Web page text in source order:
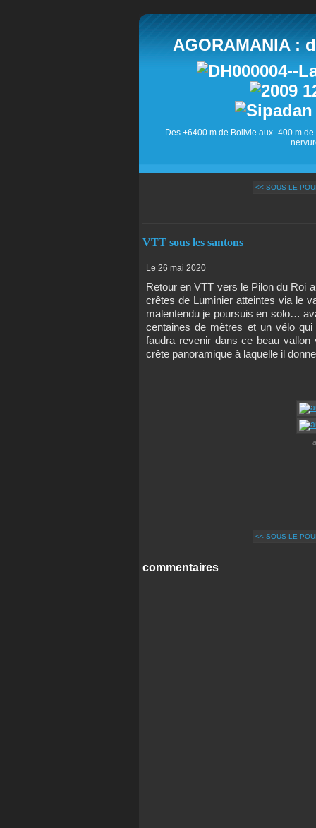
AGORAMANIA :
Des +6400 m de Bolivie aux -400 m
<< SOUS LE
VTT sous les santons
Le 26 mai 2020
Retour en VTT vers le Pilon du Roi
crêtes de Luminier atteintes via le
malentendu je poursuis en solo…
centaines de mètres et un vélo
faudra revenir dans ce beau
crête panoramique à laquelle il
<< SOUS LE
commentaires